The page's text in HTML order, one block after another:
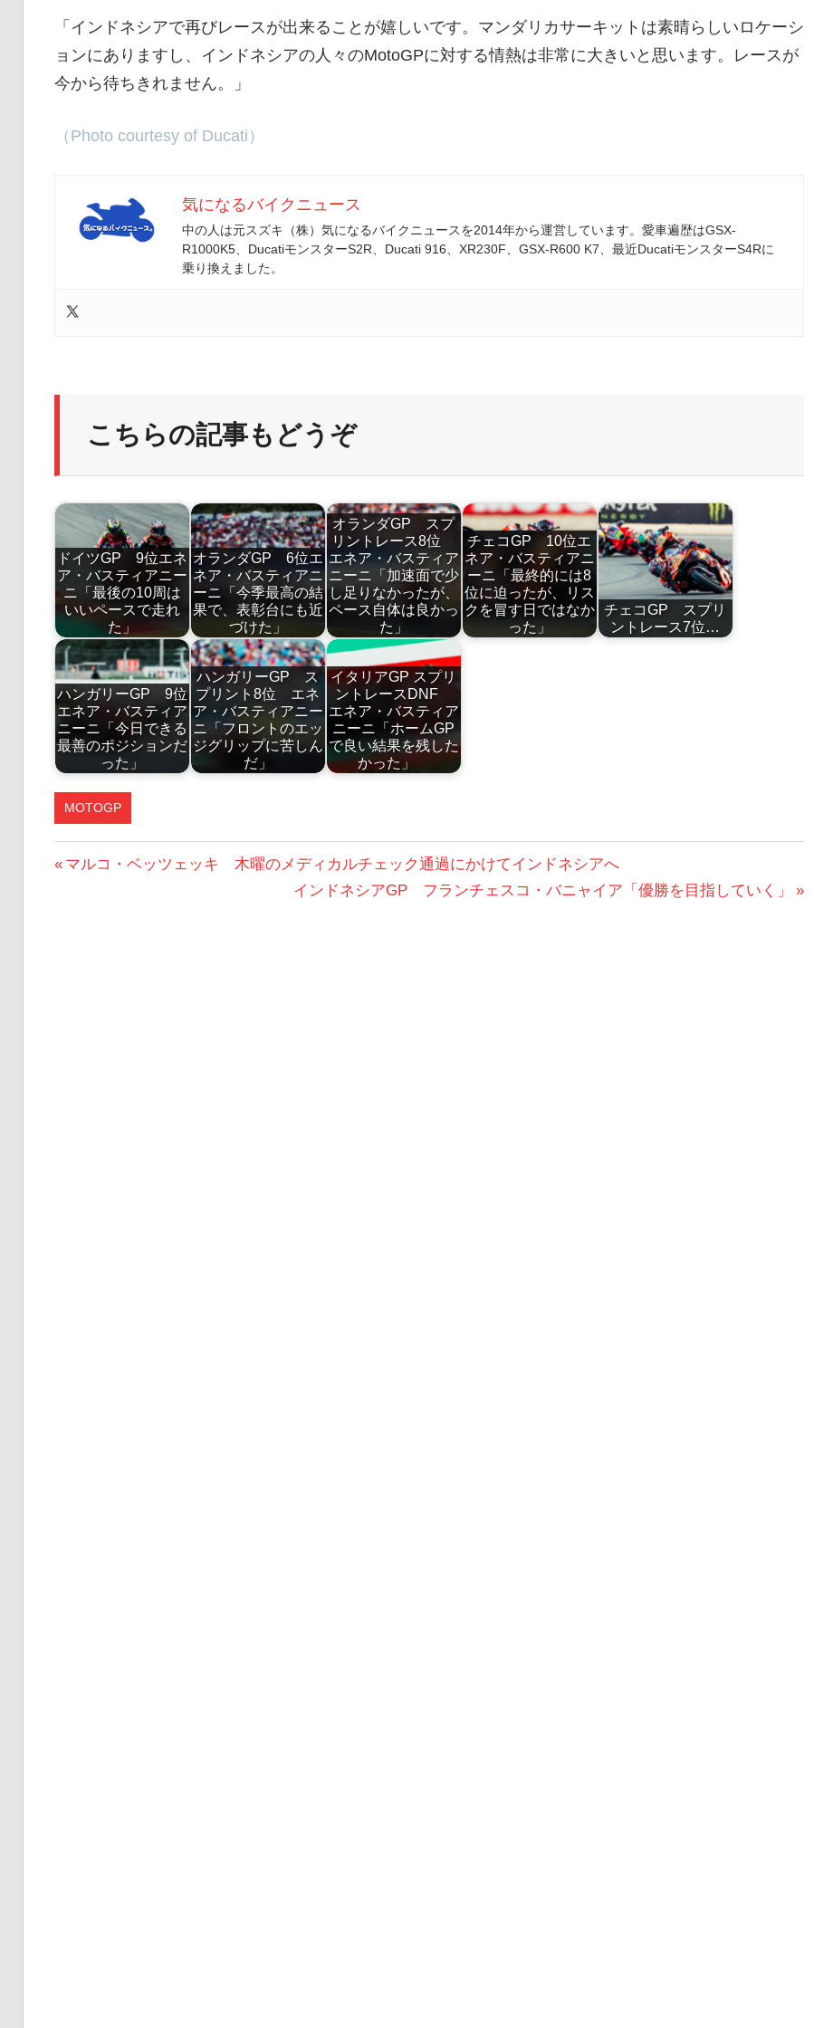
「インドネシアで再びレースが出来ることが嬉しいです。マンダリカサーキットは素晴らしいロケーシ
ョンにありますし、インドネシアの人々のMotoGPに対する情熱は非常に大きいと思います。レースが
今から待ちきれません。」
（Photo courtesy of Ducati）
気になるバイクニュース
中の人は元スズキ（株）気になるバイクニュースを2014年から運営しています。愛車遍歴はGSX-
R1000K5、DucatiモンスターS2R、Ducati 916、XR230F、GSX-R600 K7、最近DucatiモンスターS4Rに
乗り換えました。
こちらの記事もどうぞ
ドイツGP 9位エネ
ア・バスティアニー
ニ「最後の10周は
いいペースで走れ
た」
オランダGP 6位エ
ネア・バスティアニ
ーニ「今季最高の結
果で、表彰台にも近
づけた」
オランダGP スプ
リントレース8位
エネア・バスティア
ニーニ「加速面で少
し足りなかったが、
ペース自体は良かっ
た」
チェコGP 10位エ
ネア・バスティアニ
ーニ「最終的には8
位に迫ったが、リス
クを冒す日ではなか
った」
チェコGP スプリ
ントレース7位…
ハンガリーGP 9位
エネア・バスティア
ニーニ「今日できる
最善のポジションだ
った」
ハンガリーGP ス
プリント8位 エネ
ア・バスティアニー
ニ「フロントのエッ
ジグリップに苦しん
だ」
イタリアGP スプリ
ントレースDNF
エネア・バスティア
ニーニ「ホームGP
で良い結果を残した
かった」
MOTOGP
投
前
マルコ・ベッツェッキ 木曜のメディカルチェック通過にかけてインドネシアへ
次
インドネシアGP フランチェスコ・バニャイア「優勝を目指していく」